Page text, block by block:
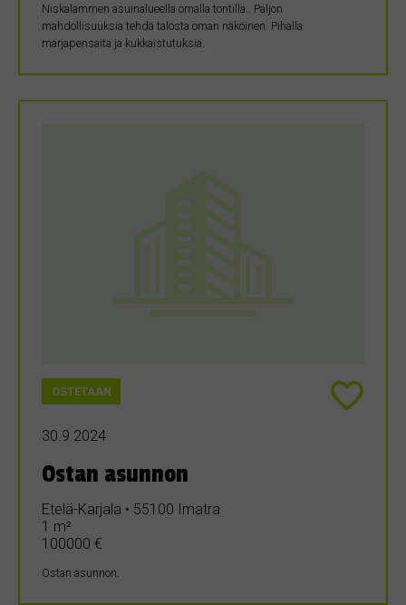
Niskalammen asuinalueella omalla tontilla.. Paljon
mahdollisuuksia tehdä talosta oman näköinen. Pihalla
marjapensaita ja kukkaistutuksia.
OSTETAAN
30.9.2024
Ostan asunnon
Etelä-Karjala • 55100 Imatra
1 m²
100000 €
Ostan asunnon.